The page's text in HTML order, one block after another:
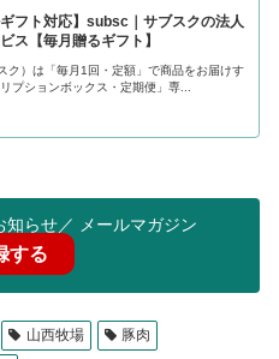
ギフト対応】subsc｜サブスクの法人
ス【毎月贈るギフト】
ク）は「毎月1回・定額」で商品をお届けす
プションボックス・定期便」専...
知らせ／ メールマガジン
する
山西牧場
豚肉